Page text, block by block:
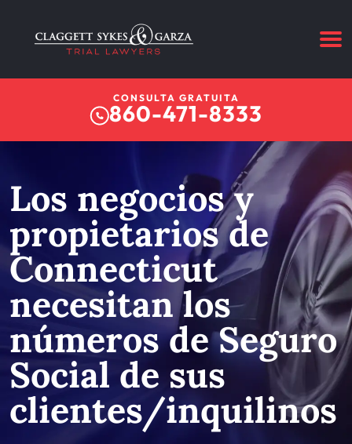
CONSULTA GRATUITA
860-471-8333
Los negocios y
propietarios de
Connecticut
necesitan los
números de Seguro
Social de sus
clientes/inquilinos